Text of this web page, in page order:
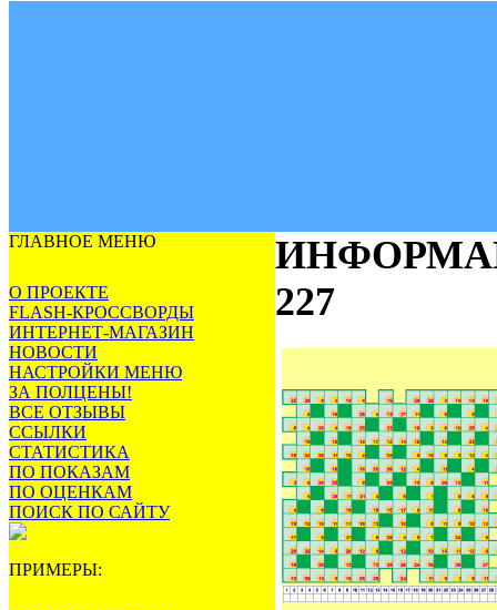
ГЛАВНОЕ МЕНЮ
О ПРОЕКТЕ
FLASH-КРОССВОРДЫ
ИНТЕРНЕТ-МАГАЗИН
НОВОСТИ
НАСТРОЙКИ МЕНЮ
ЗА ПОЛЦЕНЫ!
ВСЕ ОТЗЫВЫ
ССЫЛКИ
СТАТИСТИКА
ПО ПОКАЗАМ
ПО ОЦЕНКАМ
ПОИСК ПО САЙТУ
ПРИМЕРЫ:
227